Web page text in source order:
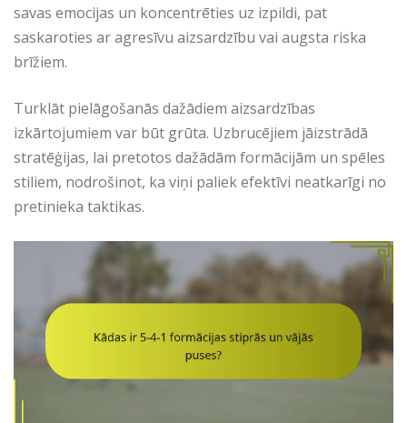
savas emocijas un koncentrēties uz izpildi, pat
saskaroties ar agresīvu aizsardzību vai augsta riska
brīžiem.
Turklāt pielāgošanās dažādiem aizsardzības
izkārtojumiem var būt grūta. Uzbrucējiem jāizstrādā
stratēģijas, lai pretotos dažādām formācijām un spēles
stiliem, nodrošinot, ka viņi paliek efektīvi neatkarīgi no
pretinieka taktikas.